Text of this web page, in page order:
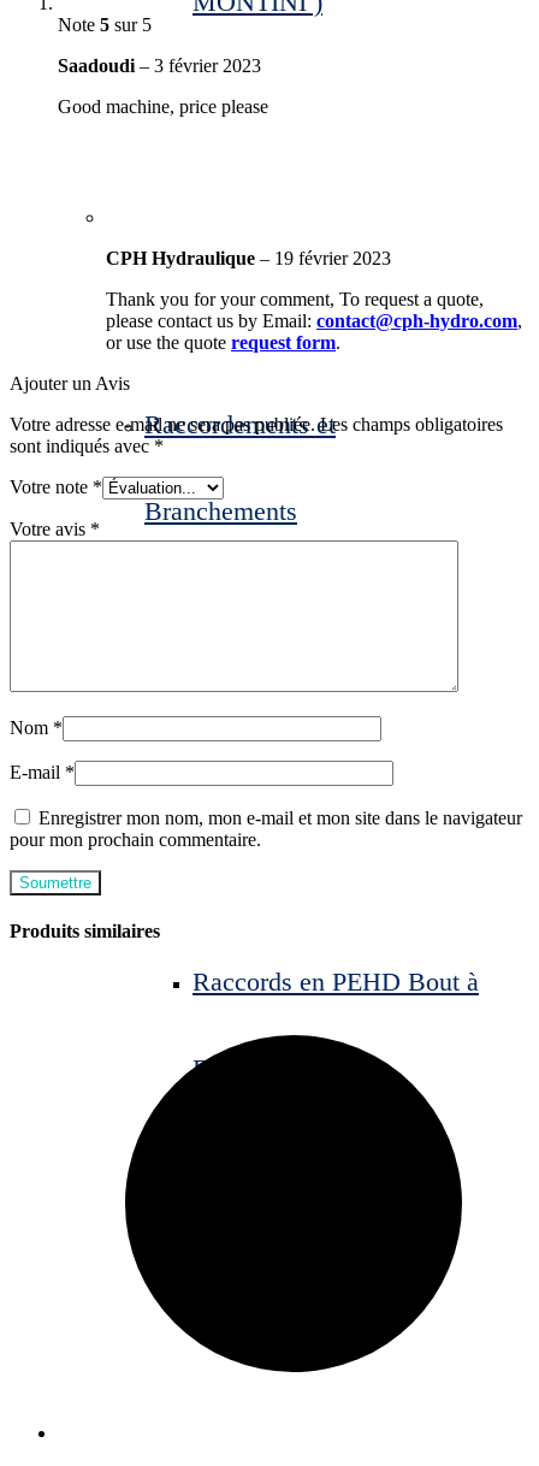
Raccordements et
Branchements
Raccords en PEHD Bout à
Bout
Note 5 sur 5
Saadoudi – 3 février 2023
Good machine, price please
CPH Hydraulique – 19 février 2023
Thank you for your comment, To request a quote,
please contact us by Email: contact@cph-hydro.com,
or use the quote request form.
Ajouter un Avis
Votre adresse e-mail ne sera pas publiée. Les champs obligatoires
sont indiqués avec *
Votre note *
Votre avis *
Nom *
E-mail *
Enregistrer mon nom, mon e-mail et mon site dans le navigateur
pour mon prochain commentaire.
Produits similaires